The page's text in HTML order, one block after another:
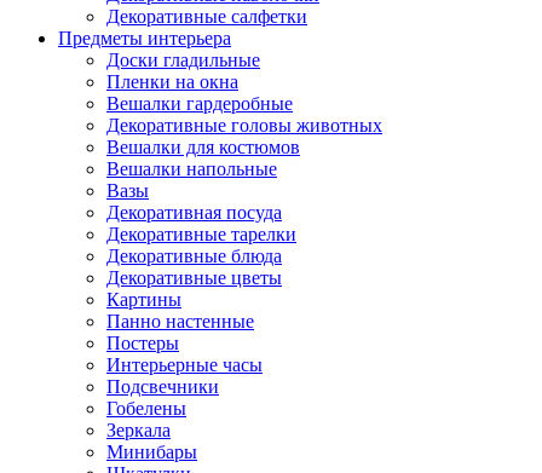
Декоративные салфетки
Предметы интерьера
Доски гладильные
Пленки на окна
Вешалки гардеробные
Декоративные головы животных
Вешалки для костюмов
Вешалки напольные
Вазы
Декоративная посуда
Декоративные тарелки
Декоративные блюда
Декоративные цветы
Картины
Панно настенные
Постеры
Интерьерные часы
Подсвечники
Гобелены
Зеркала
Минибары